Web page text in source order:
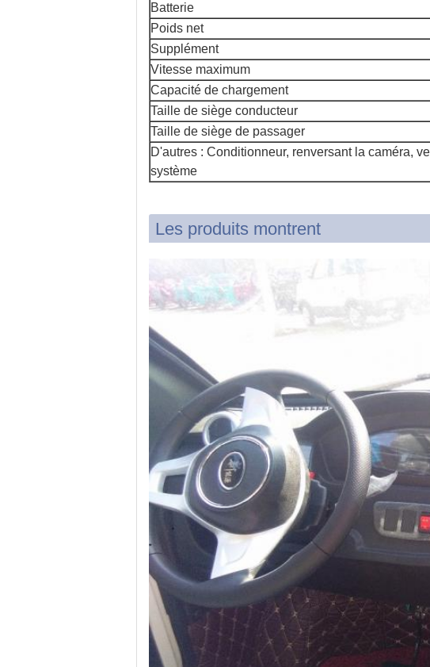
Batterie
Poids net
Supplément
Vitesse maximum
Capacité de chargement
Taille de siège conducteur
Taille de siège de passager
D'autres : Conditionneur, renversant la caméra,
système
Les produits montrent